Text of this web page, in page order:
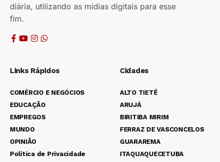
diária, utilizando as mídias digitais para esse
fim.
Links Rápidos
COMÉRCIO E NEGÓCIOS
EDUCAÇÃO
EMPREGOS
MUNDO
OPINIÃO
Política de Privacidade
Cidades
ALTO TIETÊ
ARUJÁ
BIRITIBA MIRIM
FERRAZ DE VASCONCELOS
GUARAREMA
ITAQUAQUECETUBA